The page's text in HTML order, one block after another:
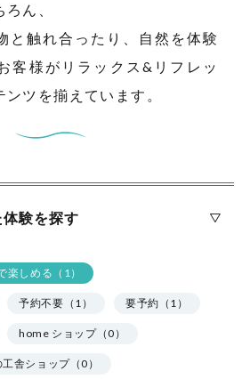
ん、
と触れ合ったり、自然を体験
客様がリラックス&リフレッ
ツを揃えています。
験を探す
楽しめる（1）
予約不要（1） 要予約（1）
home ショップ（0）
舎ショップ（0）